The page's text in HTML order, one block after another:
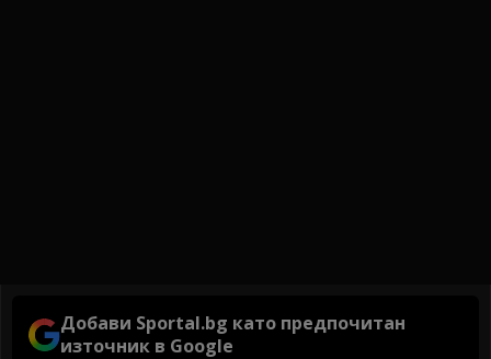
Добави Sportal.bg като предпочитан
източник в Google